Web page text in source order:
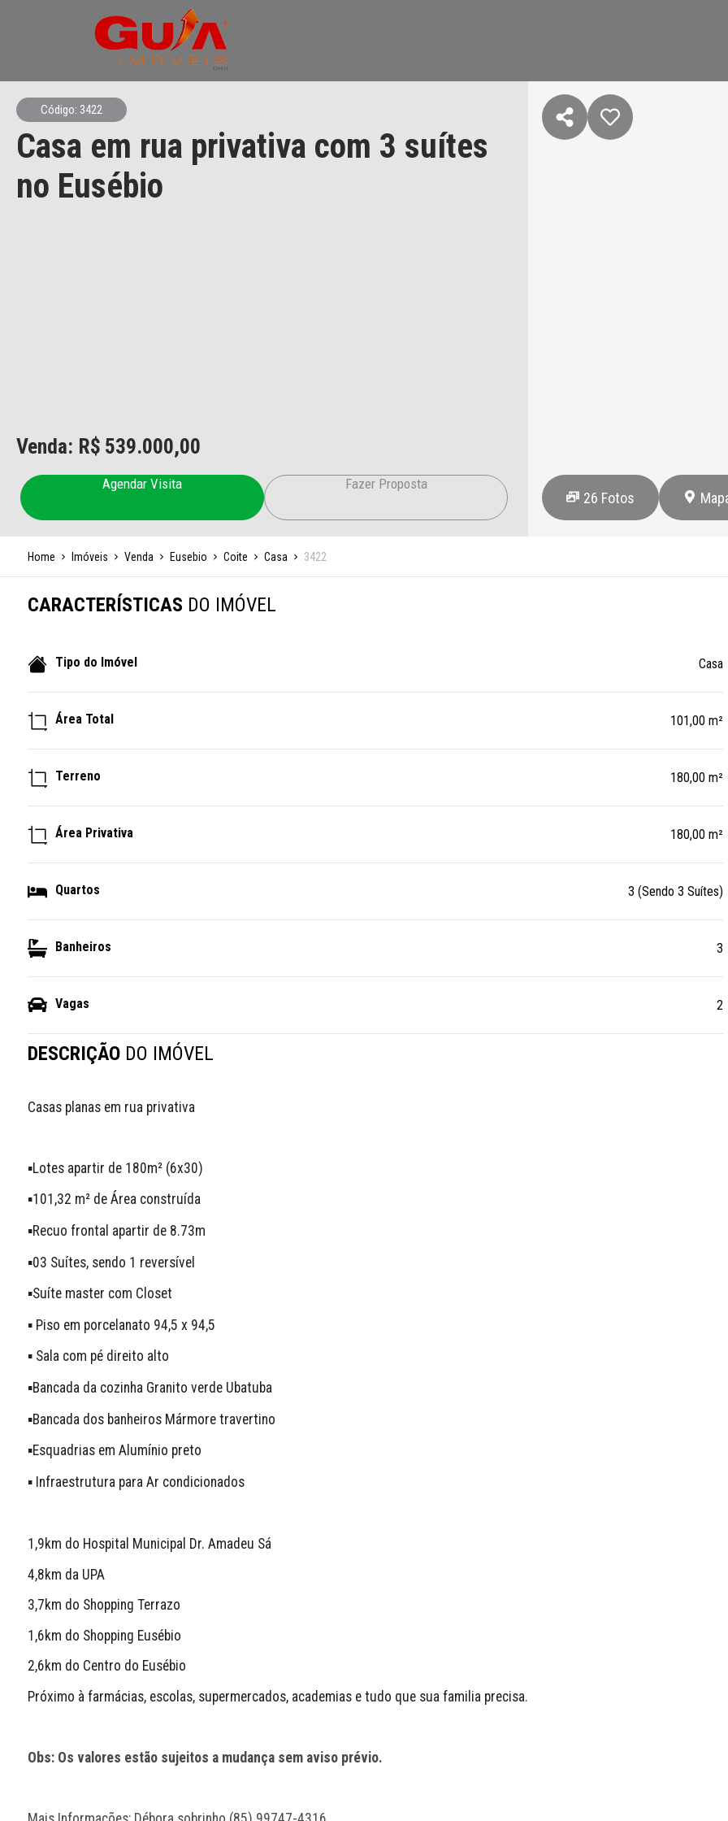
Código: 3422
Casa em rua privativa com 3 suítes
no Eusébio
Venda: R$ 539.000,00
Agendar Visita Fazer Proposta
26 Fotos
Home Imóveis Venda Eusebio Coite Casa 3422
CARACTERÍSTICAS DO IMÓVEL
Tipo do Imóvel Casa
Área Total 101,00 m²
Terreno 180,00 m²
Área Privativa 180,00 m²
Quartos 3 (Sendo 3 Suítes)
Banheiros 3
Vagas 2
DESCRIÇÃO DO IMÓVEL
Casas planas em rua privativa
▪️Lotes apartir de 180m² (6x30)
▪️101,32 m² de Área construída
▪️Recuo frontal apartir de 8.73m
▪️03 Suítes, sendo 1 reversível
▪️Suíte master com Closet
▪️ Piso em porcelanato 94,5 x 94,5
▪️ Sala com pé direito alto
▪️Bancada da cozinha Granito verde Ubatuba
▪️Bancada dos banheiros Mármore travertino
▪️Esquadrias em Alumínio preto
▪️ Infraestrutura para Ar condicionados
1,9km do Hospital Municipal Dr. Amadeu Sá
4,8km da UPA
3,7km do Shopping Terrazo
1,6km do Shopping Eusébio
2,6km do Centro do Eusébio
Próximo à farmácias, escolas, supermercados, academias e tudo que sua familia precisa.
Obs: Os valores estão sujeitos a mudança sem aviso prévio.